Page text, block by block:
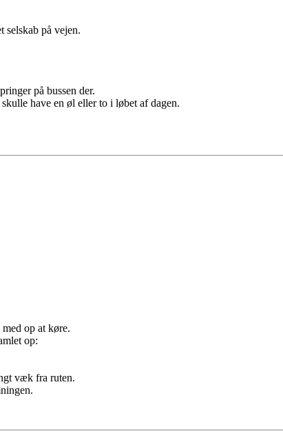
selskab på vejen.
på bussen der.
have en øl eller to i løbet af dagen.
op at køre.
op:
væk fra ruten.